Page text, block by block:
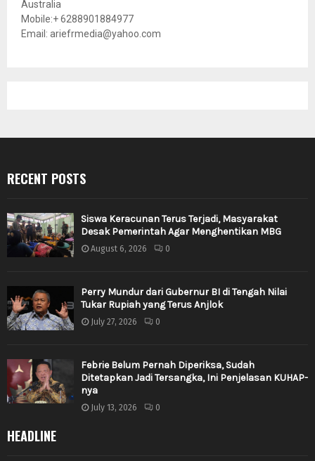
Australia
Mobile:+ 6288901884977
Email: ariefrmedia@yahoo.com
RECENT POSTS
Siswa Keracunan Terus Terjadi, Masyarakat
Desak Pemerintah Agar Menghentikan MBG
August 6, 2026 0
Perry Mundur dari Gubernur BI di Tengah Nilai
Tukar Rupiah yang Terus Anjlok
July 27, 2026 0
Febrie Belum Pernah Diperiksa, Sudah
Ditetapkan Jadi Tersangka, Ini Penjelasan KUHAP-
nya
July 13, 2026 0
HEADLINE